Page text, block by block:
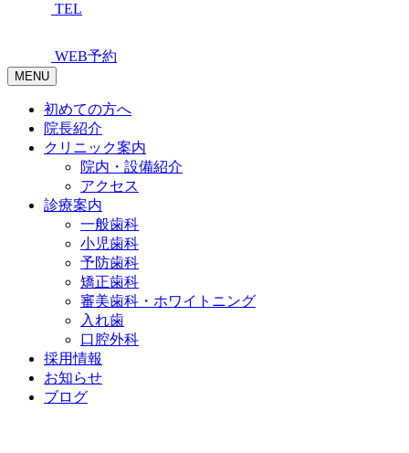
TEL
WEB予約
MENU
初めての方へ
院長紹介
クリニック案内
院内・設備紹介
アクセス
診療案内
一般歯科
小児歯科
予防歯科
矯正歯科
審美歯科・ホワイトニング
入れ歯
口腔外科
採用情報
お知らせ
ブログ